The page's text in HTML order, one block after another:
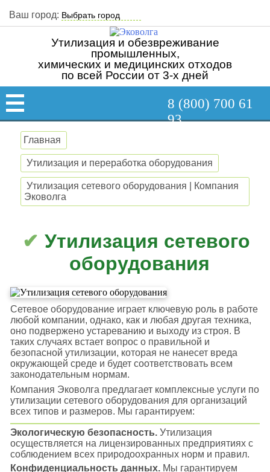
Ваш город:
Утилизация и обезвреживание
промышленных,
химических и медицинских отходов
по всей России от 3-х дней
8 (800) 700 61
93
Главная
Утилизация и переработка оборудования
Утилизация сетевого оборудования | Компания
Эковолга
Утилизация сетевого
оборудования
Сетевое оборудование играет ключевую роль в работе
любой компании, однако, как и любая другая техника,
оно подвержено устареванию и выходу из строя. В
таких случаях встает вопрос о правильной и
безопасной утилизации, которая не нанесет вреда
окружающей среде и будет соответствовать всем
законодательным нормам.
Компания Эковолга предлагает комплексные услуги по
утилизации сетевого оборудования для организаций
всех типов и размеров. Мы гарантируем:
Экологическую безопасность.Утилизация
осуществляется на лицензированных предприятиях с
соблюдением всех природоохранных норм и правил.
Конфиденциальность данных.Мы гарантируем